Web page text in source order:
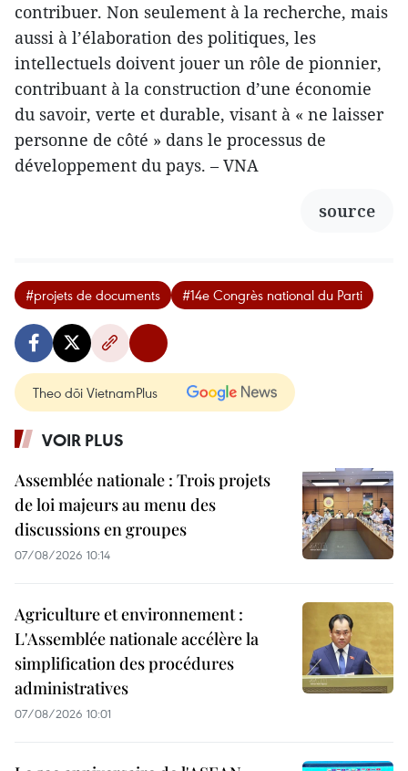
contribuer. Non seulement à la recherche, mais
aussi à l’élaboration des politiques, les
intellectuels doivent jouer un rôle de pionnier,
contribuant à la construction d’une économie
du savoir, verte et durable, visant à « ne laisser
personne de côté » dans le processus de
développement du pays. – VNA
source
#projets de documents #14e Congrès national du Parti
Theo dõi VietnamPlus
VOIR PLUS
Assemblée nationale : Trois projets
de loi majeurs au menu des
discussions en groupes
07/08/2026 10:14
Agriculture et environnement :
L'Assemblée nationale accélère la
simplification des procédures
administratives
07/08/2026 10:01